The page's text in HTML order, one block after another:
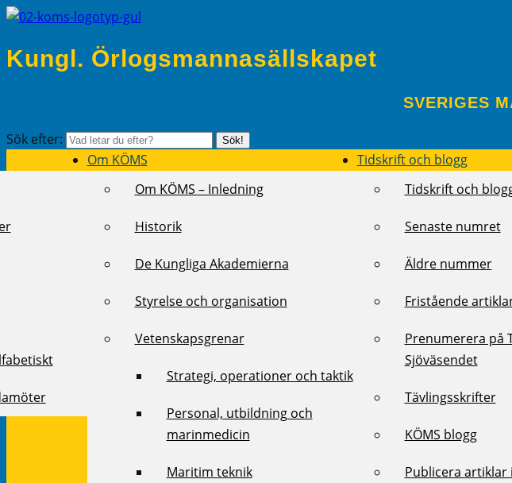
Kungl. Örlogsmannasällskapet
SVERIGES
Sök efter: Sök!
Om KÖMS
Om KÖMS – Inledning
Historik
De Kungliga Akademierna
Styrelse och organisation
Vetenskapsgrenar
Strategi, operationer och taktik
Personal, utbildning och
marinmedicin
Maritim teknik
Tidskrift och blogg
Tidskrift och
Senaste numret
Äldre nummer
Fristående
Prenumerera på
Sjöväsendet
Tävlingsskrifter
KÖMS blogg
Publicera artiklar